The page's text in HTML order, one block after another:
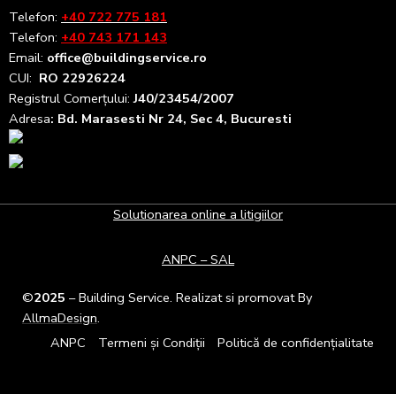
Telefon: +40 722 775 181
Telefon: +40 743 171 143
Email: office@buildingservice.ro
CUI: RO 22926224
Registrul Comerțului:J40/23454/2007
Adresa: Bd. Marasesti Nr 24, Sec 4, Bucuresti
Solutionarea online a litigiilor
ANPC – SAL
©2025 – Building Service. Realizat si promovat By
AllmaDesign.
ANPC
Termeni și Condiții Politică de confidențialitate